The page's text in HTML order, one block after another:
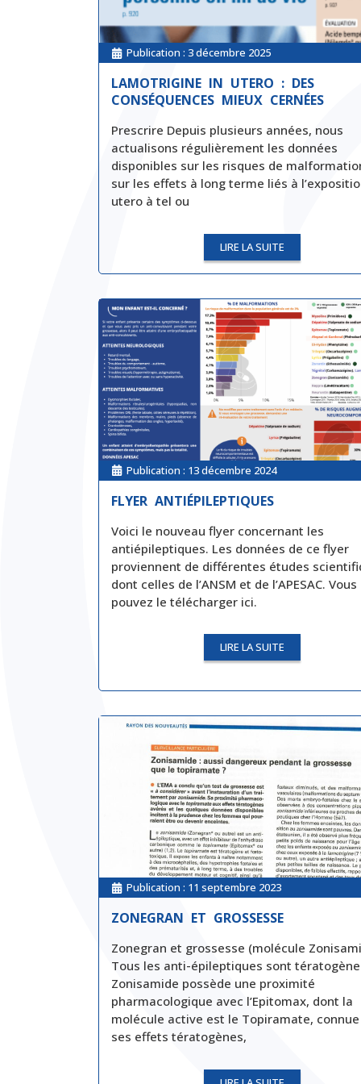
Publication : 3 décembre 2025
LAMOTRIGINE IN UTERO : DES
CONSÉQUENCES MIEUX CERNÉES
Prescrire Depuis plusieurs années, nous
actualisons régulièrement les données
disponibles sur les risques de
sur les effets à long terme liés à
utero à tel ou
LIRE LA SUITE
Publication : 13 décembre 2024
FLYER ANTIÉPILEPTIQUES
Voici le nouveau flyer concernant les
antiépileptiques. Les données de ce flyer
proviennent de différentes études
dont celles de l’ANSM et de l’APESAC. Vous
pouvez le télécharger ici.
LIRE LA SUITE
Publication : 11 septembre 2023
ZONEGRAN ET GROSSESSE
Zonegran et grossesse (molécule
Tous les anti-épileptiques sont
Zonisamide possède une proximité
pharmacologique avec l’Epitomax, dont la
molécule active est le Topiramate,
ses effets tératogènes,